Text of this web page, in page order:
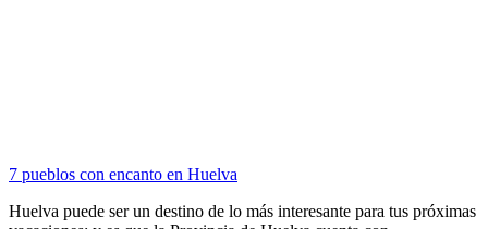
7 pueblos con encanto en Huelva
Huelva puede ser un destino de lo más interesante para tus próximas